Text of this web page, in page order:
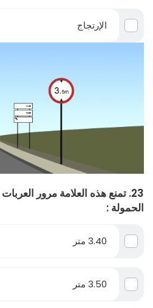
الإرتجاج
23. تمنع هذه العلامة مرور العربات
الحمولة :
3.40 متر
3.50 متر